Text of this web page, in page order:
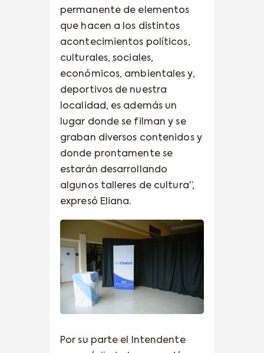
permanente de elementos
que hacen a los distintos
acontecimientos políticos,
culturales, sociales,
económicos, ambientales y,
deportivos de nuestra
localidad, es además un
lugar donde se filman y se
graban diversos contenidos y
donde prontamente se
estarán desarrollando
algunos talleres de cultura”,
expresó Eliana.
Por su parte el Intendente